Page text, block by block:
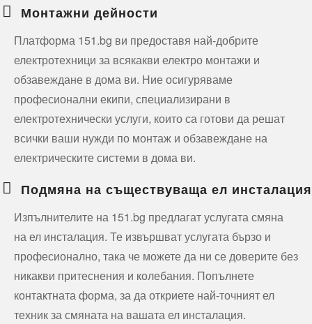
Монтажни дейности
Платформа 151.bg ви предоставя най-добрите
електротехници за всякакви електро монтажи и
обзавеждане в дома ви. Ние осигуряваме
професионални екипи, специализирани в
електротехнически услуги, които са готови да решат
всички ваши нужди по монтаж и обзавеждане на
електрическите системи в дома ви.
Подмяна на съществуваща ел инсталация
Изпълнителите на 151.bg предлагат услугата смяна
на ел инсталация. Те извършват услугата бързо и
професионално, така че можете да ни се доверите без
никакви притеснения и колебания. Попълнете
контактната форма, за да откриете най-точният ел
техник за смяната на вашата ел инсталация.